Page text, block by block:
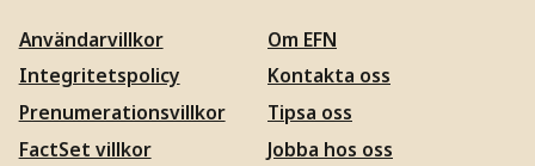
Användarvillkor
Integritetspolicy
Prenumerationsvillkor
FactSet villkor
Om EFN
Kontakta oss
Tipsa oss
Jobba hos oss